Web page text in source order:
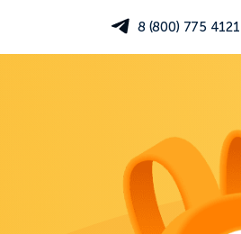
8 (800) 775 4121